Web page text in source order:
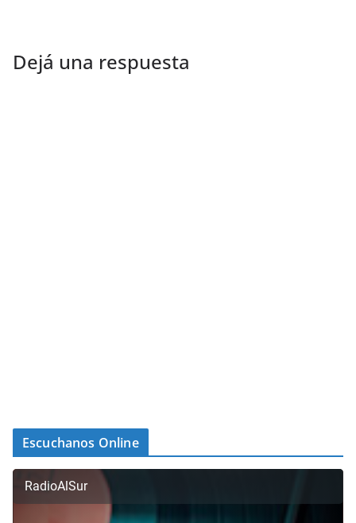
Dejá una respuesta
Escuchanos Online